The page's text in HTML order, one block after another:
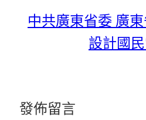
中共廣東省委 廣
設計國
發佈留言